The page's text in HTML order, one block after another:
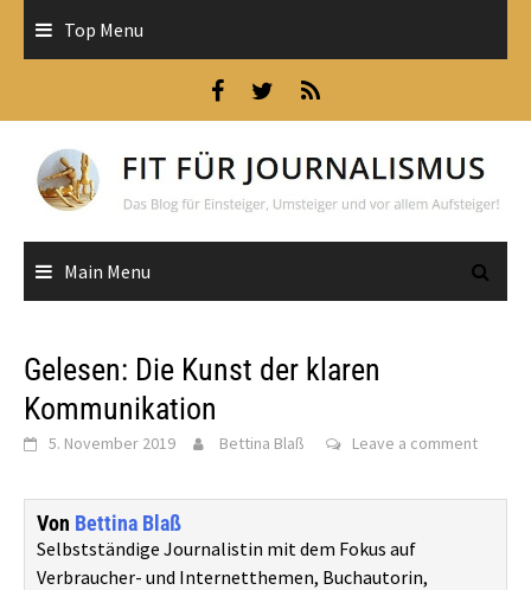
Top Menu
Main Menu
Gelesen: Die Kunst der klaren
Kommunikation
5. November 2019 Bettina Blaß Leave a comment
Von Bettina Blaß
Selbstständige Journalistin mit dem Fokus auf
Verbraucher- und Internetthemen, Buchautorin,